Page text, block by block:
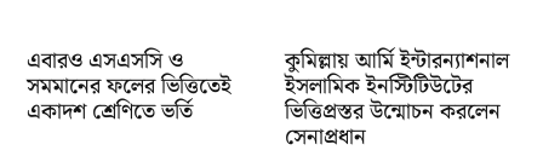
‎এবারও এসএসসি ও
সমমানের ফলের ভিত্তিতেই
একাদশ শ্রেণিতে ভর্তি
কুমিল্লায় আর্মি ইন্টারন্যাশনাল
ইসলামিক ইনস্টিটিউটের
ভিত্তিপ্রস্তর উন্মোচন করলেন
সেনাপ্রধান